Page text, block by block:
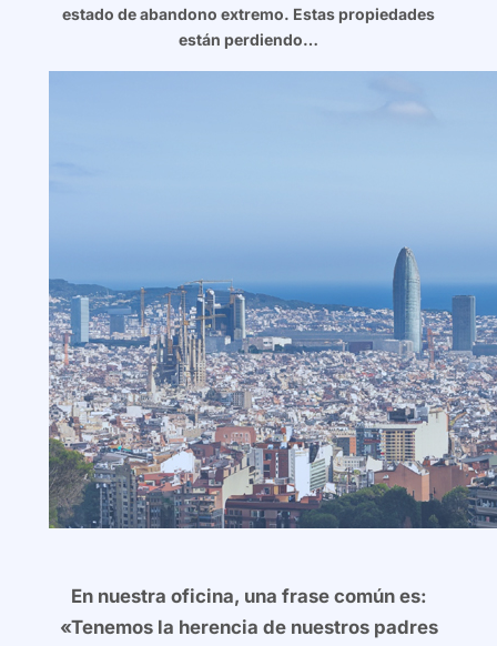
estado de abandono extremo. Estas propiedades
están perdiendo…
En nuestra oficina, una frase común es:
«Tenemos la herencia de nuestros padres